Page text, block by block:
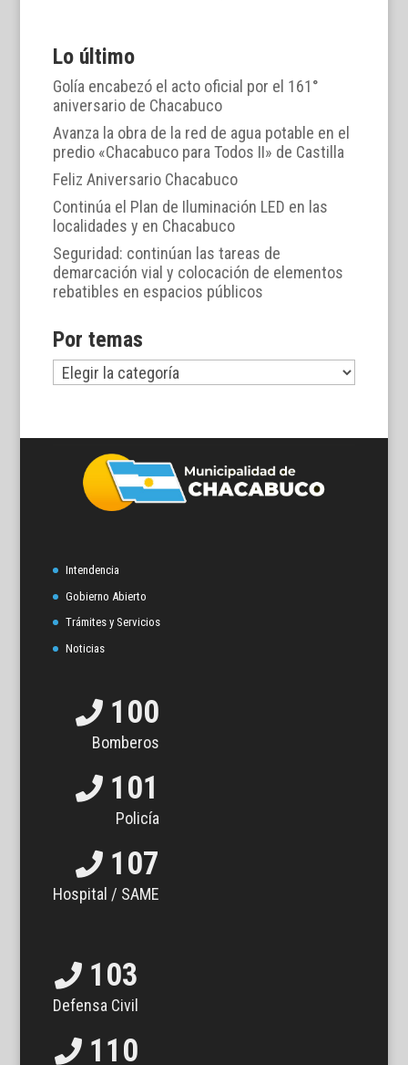
Lo último
Golía encabezó el acto oficial por el 161°
aniversario de Chacabuco
Avanza la obra de la red de agua potable en el
predio «Chacabuco para Todos II» de Castilla
Feliz Aniversario Chacabuco
Continúa el Plan de Iluminación LED en las
localidades y en Chacabuco
Seguridad: continúan las tareas de
demarcación vial y colocación de elementos
rebatibles en espacios públicos
Por temas
Por
temas
Intendencia
Gobierno Abierto
Trámites y Servicios
Noticias
100
Bomberos
101
Policía
107
Hospital / SAME
103
Defensa Civil
110